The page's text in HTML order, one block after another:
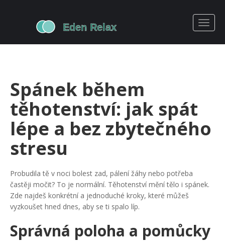
Spánek během
těhotenství: jak spát
lépe a bez zbytečného
stresu
Probudila tě v noci bolest zad, pálení žáhy nebo potřeba
častěji močit? To je normální. Těhotenství mění tělo i spánek.
Zde najdeš konkrétní a jednoduché kroky, které můžeš
vyzkoušet hned dnes, aby se ti spalo líp.
Správná poloha a pomůcky